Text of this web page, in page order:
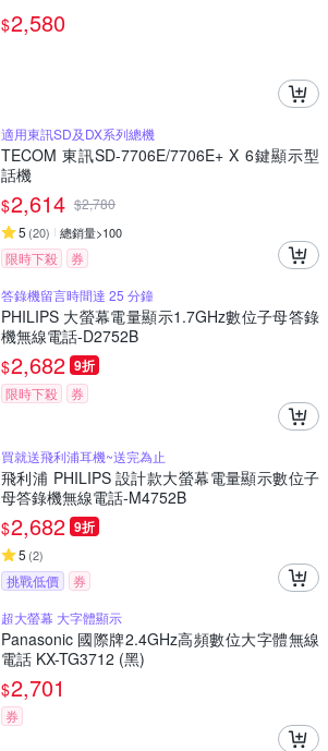
$2,580
適用東訊SD及DX系列總機
TECOM 東訊SD-7706E/7706E+ X 6鍵顯示型
話機
$2,614 $2,780
5 (20) 總銷量>100
限時下殺
券
答錄機留言時間達 25 分鐘
PHILIPS 大螢幕電量顯示1.7GHz數位子母答錄
機無線電話-D2752B
$2,682 9折
限時下殺 券
買就送飛利浦耳機~送完為止
飛利浦 PHILIPS 設計款大螢幕電量顯示數位子
母答錄機無線電話-M4752B
$2,682 9折
5 (2)
挑戰低價
券
超大螢幕 大字體顯示
Panasonic 國際牌2.4GHz高頻數位大字體無線
電話 KX-TG3712 (黑)
$2,701
券